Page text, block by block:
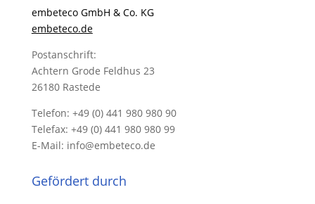
embeteco GmbH & Co. KG
embeteco.de
Postanschrift:
Achtern Grode Feldhus 23
26180 Rastede
Telefon: +49 (0) 441 980 980 90
Telefax: +49 (0) 441 980 980 99
E-Mail: info@embeteco.de
Gefördert durch